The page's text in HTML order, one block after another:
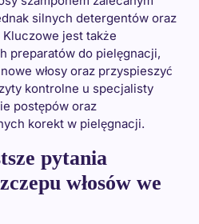
silnych detergentów oraz
jest także
preparatów do pielęgnacji,
włosy oraz przyspieszyć
kontrolne u specjalisty
postępów oraz
korekt w pielęgnacji.
pytania
włosów we